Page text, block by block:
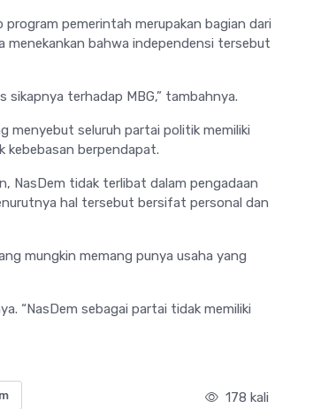
pemerintah merupakan bagian dari
menekankan bahwa independensi tersebut
terhadap MBG,” tambahnya.
menyebut seluruh partai politik memiliki
kebebasan berpendapat.
NasDem tidak terlibat dalam pengadaan
hal tersebut bersifat personal dan
mungkin memang punya usaha yang
“NasDem sebagai partai tidak memiliki
178 kali